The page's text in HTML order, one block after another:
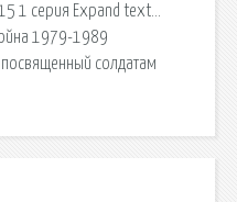
1 серия Expand text…
1979-1989
посвященный солдатам